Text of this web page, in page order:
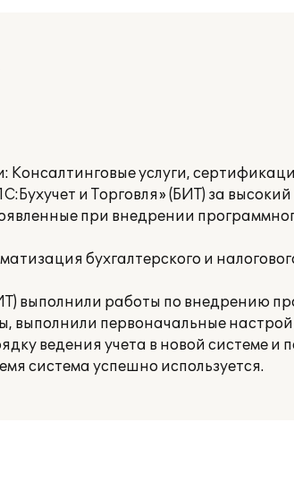
услуги,
и Торговля» (БИТ) за
при внедрении
бухгалтерского и
выполнили работы по внедрению
выполнили первоначальные
ведения учета в новой системе и
система успешно используется.